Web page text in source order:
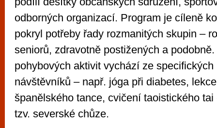
odborných organizací. Program je cíleně
pokryl potřeby řady rozmanitých skupin –
seniorů, zdravotně postižených a
pohybových aktivit vychází ze specifických
návštěvníků – např. jóga při diabetes,
španělského tance, cvičení taoistického
tzv. severské chůze.